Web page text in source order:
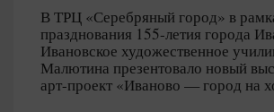
В ТРЦ «Серебряный город» в
празднования 155-летия города
Ивановское художественное
Малютина презентовало новый
арт-проект «Иваново — город на